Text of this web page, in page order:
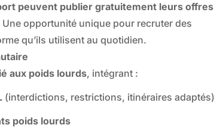
peuvent publier gratuitement leurs offres
opportunité unique pour recruter des
qu’ils utilisent au quotidien.
aux poids lourds, intégrant :
(interdictions, restrictions, itinéraires adaptés)
poids lourds